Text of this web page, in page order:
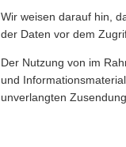
Wir weisen darauf hin,
der Daten vor dem
Der Nutzung von im
und
unverlangten